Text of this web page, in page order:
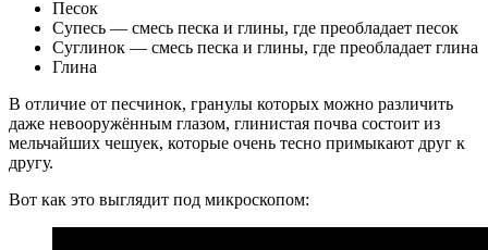
Песок
Супесь — смесь песка и глины, где преобладает песок
Суглинок — смесь песка и глины, где преобладает глина
Глина
В отличие от песчинок, гранулы которых можно различить
даже невооружённым глазом, глинистая почва состоит из
мельчайших чешуек, которые очень тесно примыкают друг к
другу.
Вот как это выглядит под микроскопом: